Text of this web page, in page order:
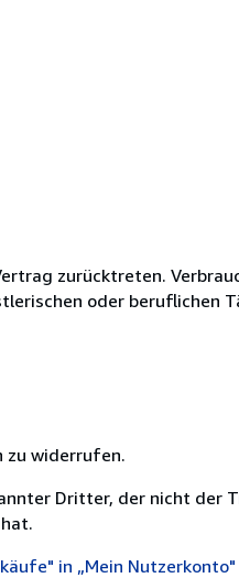
zurücktreten.
oder beruflichen
zu widerrufen.
Dritter, der nicht der
in „Mein Nutzerkonto"